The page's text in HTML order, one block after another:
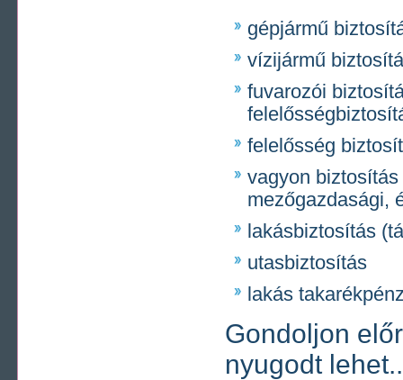
gépjármű
vízijármű
fuvarozói
felelősség
vagyon
mezőgazdasági,
lakásbiztosítás
utasbiztosítás
lakás
Gondoljon
nyugodt